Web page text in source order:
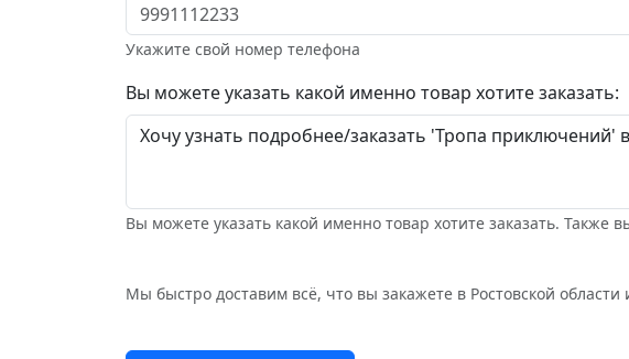
Укажите свой номер телефона
Вы можете указать какой именно товар хотите заказать:
Вы можете указать какой именно товар хотите заказать.
Мы быстро доставим всё, что вы закажете в Ростовской